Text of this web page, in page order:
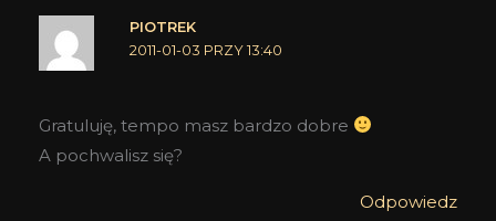
PIOTREK
2011-01-03 PRZY 13:40
Gratuluję, tempo masz bardzo dobre
A pochwalisz się?
Odpowiedz